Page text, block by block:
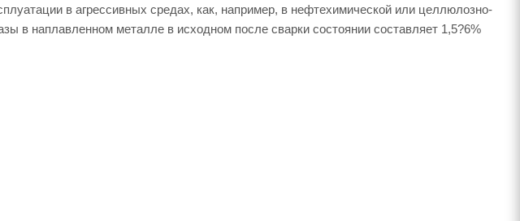
в агрессивных средах, как, например, в нефтехимической или целлюлозно-
в наплавленном металле в исходном после сварки состоянии составляет 1,5?6%